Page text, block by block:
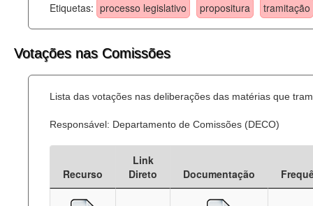
Etiquetas: processo legislativo propositura tramitação
Votações nas Comissões
Lista das votações nas deliberações das matérias que
Responsável: Departamento de Comissões (DECO)
Recurso
Link
Direto
Documentação